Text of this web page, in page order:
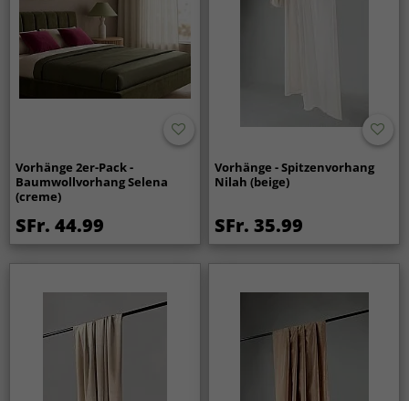
Vorhänge 2er-Pack -
Baumwollvorhang Selena
(creme)
SFr. 44.99
Vorhänge - Spitzenvorhang
Nilah (beige)
SFr. 35.99